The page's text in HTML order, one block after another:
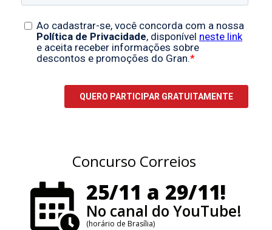
Concurso Correios
25/11 a 29/11!
No canal do YouTube!
(horário de Brasília)